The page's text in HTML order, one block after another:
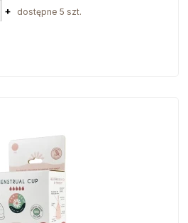
+ dostępne 5 szt.